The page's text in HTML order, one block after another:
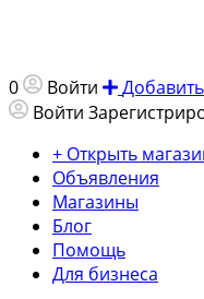
0 Войти
Войти
+ Открыть
Объявления
Магазины
Блог
Помощь
Для бизнеса